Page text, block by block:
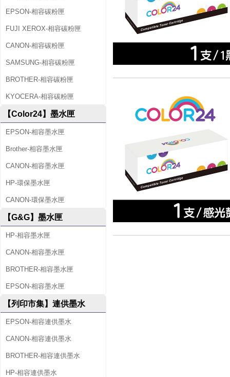
EPSON-相容碳粉匣
FUJI XEROX-相容碳粉匣
CANON-相容碳粉匣
SAMSUNG-相容碳粉匣
BROTHER-相容碳粉匣
KYOCERA-相容碳粉匣
【Color24】墨水匣
EPSON-相容墨水匣
Brother-相容墨水匣
CANON-相容墨水匣
HP-環保墨水匣
CANON-環保墨水匣
【G&G】墨水匣
HP-相容墨水匣
CANON-相容墨水匣
BROTHER-相容墨水匣
EPSON-相容墨水匣
【列印市集】連供墨水
EPSON-相容連供墨水
CANON-相容連供墨水
BROTHER-相容連供墨水
HP-相容連供墨水